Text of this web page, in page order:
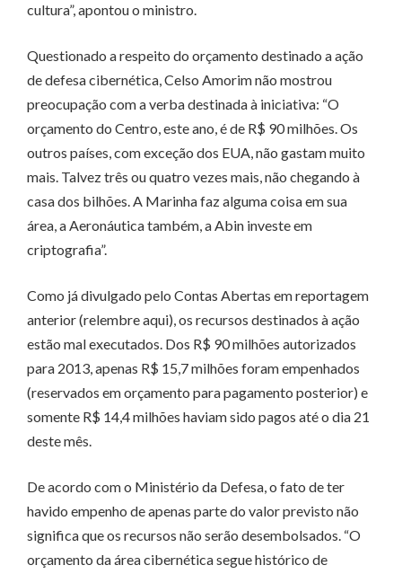
cultura”, apontou o ministro.
Questionado a respeito do orçamento destinado a ação
de defesa cibernética, Celso Amorim não mostrou
preocupação com a verba destinada à iniciativa: “O
orçamento do Centro, este ano, é de R$ 90 milhões. Os
outros países, com exceção dos EUA, não gastam muito
mais. Talvez três ou quatro vezes mais, não chegando à
casa dos bilhões. A Marinha faz alguma coisa em sua
área, a Aeronáutica também, a Abin investe em
criptografia”.
Como já divulgado pelo Contas Abertas em reportagem
anterior (relembre aqui), os recursos destinados à ação
estão mal executados. Dos R$ 90 milhões autorizados
para 2013, apenas R$ 15,7 milhões foram empenhados
(reservados em orçamento para pagamento posterior) e
somente R$ 14,4 milhões haviam sido pagos até o dia 21
deste mês.
De acordo com o Ministério da Defesa, o fato de ter
havido empenho de apenas parte do valor previsto não
significa que os recursos não serão desembolsados. “O
orçamento da área cibernética segue histórico de